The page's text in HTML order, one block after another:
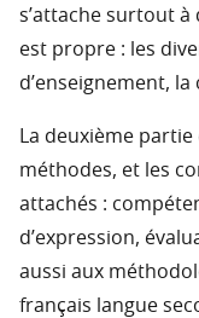
s’attache surtout à
est propre : les
d’enseignement, la
La deuxième
méthodes, et les
attachés :
d’expression,
aussi aux
français langue